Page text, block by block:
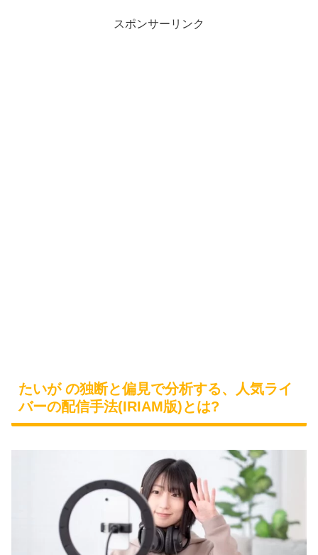
スポンサーリンク
たいが の独断と偏見で分析する、人気ライ
バーの配信手法(IRIAM版)とは?